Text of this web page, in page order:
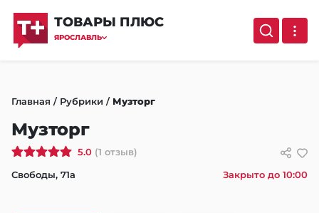
ТОВАРЫ ПЛЮС
ЯРОСЛАВЛЬ
Главная / Рубрики / Музторг
Музторг
5.0 (1 отзыв)
Свободы, 71а
Закрыто до 10:00